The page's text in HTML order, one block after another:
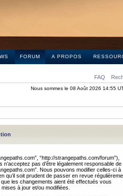
FORUM A PROPOS
FAQ
Nous sommes le 08 Août 2026 14:55
“http://strangepaths.com/forum”),
pas d’être légalement responsable de
Nous pouvons modifier celles-ci à
qu’il soit prudent de passer en revue
les changements aient été effectués vous
à jour et/ou modifiées.